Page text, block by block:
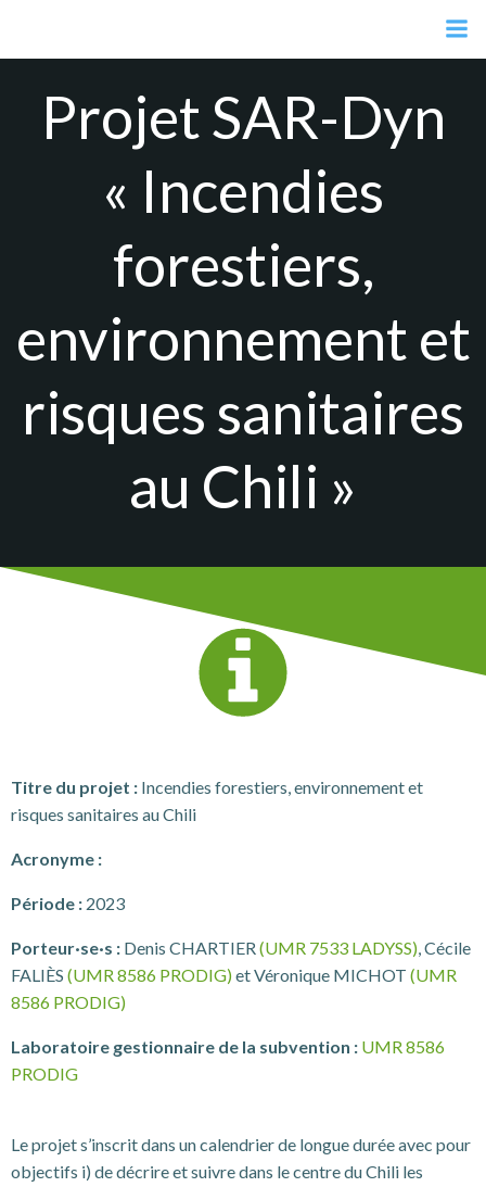
contenu
Projet SAR-Dyn
« Incendies
forestiers,
environnement et
risques sanitaires
au Chili »
Titre du projet : Incendies forestiers, environnement et
risques sanitaires au Chili
Acronyme :
Période : 2023
Porteur·se·s : Denis CHARTIER(UMR 7533 LADYSS), Cécile
FALIÈS (UMR 8586 PRODIG)et Véronique MICHOT (UMR
8586 PRODIG)
Laboratoire gestionnaire de la subvention : UMR 8586
PRODIG
Le projet s’inscrit dans un calendrier de longue durée avec pour
objectifs i) de décrire et suivre dans le centre du Chili les